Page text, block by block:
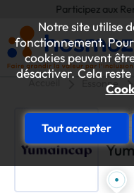
Notre site utilise
fonctionnement.
cookies peuvent
désactiver. Cela
Tout accepter
Participez aux
Accueil Essonne